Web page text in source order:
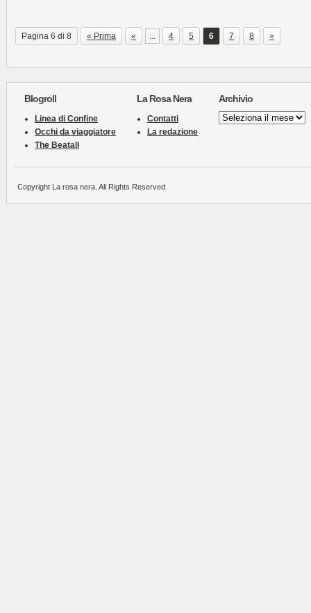
Pagina 6 di 8 « Prima « ... 4 5 6 7 8 »
Blogroll
Linea di Confine
Occhi da viaggiatore
The Beatall
La Rosa Nera
Contatti
La redazione
Archivio
Archivio
Copyright La rosa nera. All Rights Reserved.